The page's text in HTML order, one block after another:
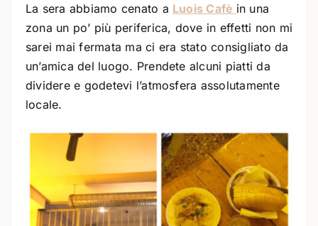
La sera abbiamo cenato a Luois Cafè in una
zona un po’ più periferica, dove in effetti non mi
sarei mai fermata ma ci era stato consigliato da
un’amica del luogo. Prendete alcuni piatti da
dividere e godetevi l’atmosfera assolutamente
locale.